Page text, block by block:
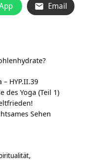
Email
HYP.II.39
des Yoga (Teil 1)
Sehen